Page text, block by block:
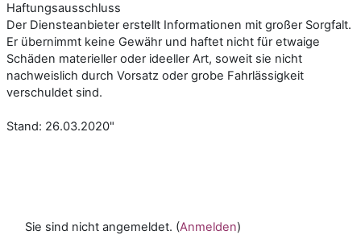
Haftungsausschluss
Der Diensteanbieter erstellt Informationen mit großer Sorgfalt.
Er übernimmt keine Gewähr und haftet nicht für etwaige
Schäden materieller oder ideeller Art, soweit sie nicht
nachweislich durch Vorsatz oder grobe Fahrlässigkeit
verschuldet sind.
Stand: 26.03.2020"
Sie sind nicht angemeldet. (Anmelden)